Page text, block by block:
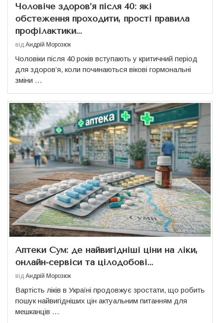
Чоловіче здоров’я після 40: які
обстеження проходити, прості правила
профілактики...
від Андрій Морозюк
Чоловіки після 40 років вступають у критичний період
для здоров’я, коли починаються вікові гормональні
зміни …
Аптеки Сум: де найвигідніші ціни на ліки,
онлайн-сервіси та цілодобові...
від Андрій Морозюк
Вартість ліків в Україні продовжує зростати, що робить
пошук найвигідніших цін актуальним питанням для
мешканців …